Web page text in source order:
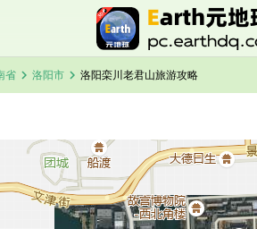
省 chevron_right 洛阳市 chevron_right 洛阳栾川老君山旅游攻略
加载中，请稍候...